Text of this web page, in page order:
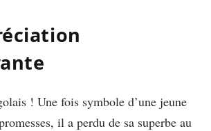
! Une fois symbole d’une jeune
il a perdu de sa superbe au